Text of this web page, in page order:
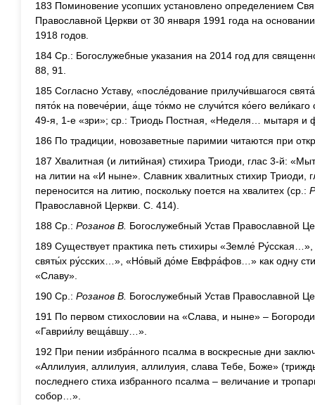
183 Поминовение усопших установлено определением
Православной Церкви от 30 января 1991 года на
1918 годов.
184 Ср.: Богослужебные указания на 2014 год для
88, 91.
185 Согласно Уставу, «после́дование прилучи́вшагося
пято́к на повече́рии, а́ще то́кмо не случи́тся ко́его
49-я, 1-е «зри»; ср.: Триодь Постная, «Неделя… мытаря и
186 По традиции, новозаветные паримии читаются при
187 Хвалитная (и литийная) стихира Триоди, глас 3-й:
на литии на «И ныне». Славник хвалитных стихир
переносится на литию, поскольку поется на хвалитех (ср.:
Православной Церкви. С. 414).
188 Ср.: Розанов В. Богослужебный Устав Православной
189 Существует практика петь стихиры «Земле́
святы́х ру́сских…», «Но́вый до́ме Евфра́фов…» как одну
«Славу».
190 Ср.: Розанов В. Богослужебный Устав Православной
191 По первом стихословии на «Слава, и ныне» –
«Гаврии́лу веща́вшу…».
192 При пении избра́нного псалма в воскресные дни
«Аллилуия, аллилуия, аллилуия, слава Тебе, Боже»
последнего стиха избранного псалма – величание и
собор…».